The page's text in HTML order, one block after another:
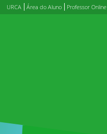
URCA Área do Aluno Professor Online